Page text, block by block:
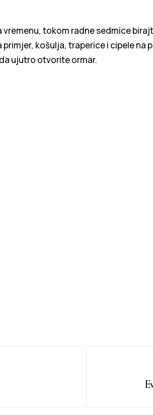
vremenu, tokom radne sedmice
primjer, košulja, traperice i cipele na
ujutro otvorite ormar.